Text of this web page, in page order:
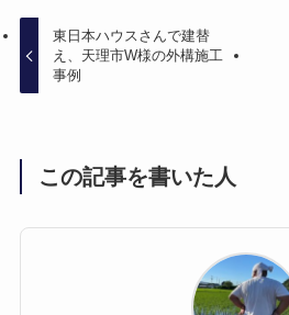
東日本ハウスさんで建替
え、天理市W様の外構施工
事例
この記事を書いた人